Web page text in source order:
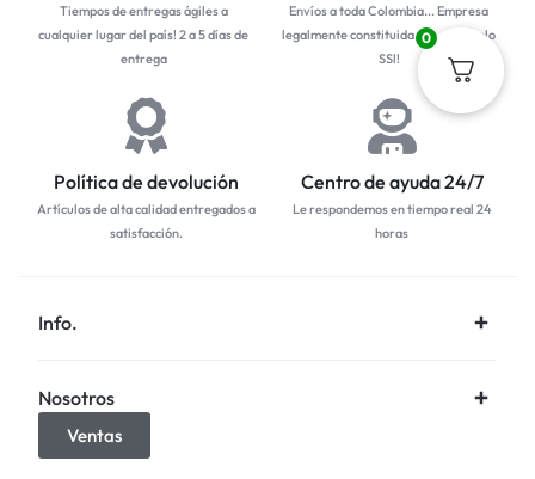
Tiempos de entregas ágiles a
cualquier lugar del país! 2 a 5 días de
entrega
Envíos a toda Colombia... Empresa
legalmente constituida con protocolo
SSl!
Política de devolución
Artículos de alta calidad entregados a
satisfacción.
Centro de ayuda 24/7
Le respondemos en tiempo real 24
horas
Info.
Nosotros
Ventas
0